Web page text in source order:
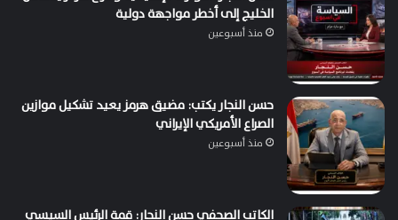
الخليج إلى أخطر مواجهة دولية
منذ أسبوعين
حسن النجار يكتب: مضيق هرمز يعيد تشكيل موازين
الصراع الأمريكي الإيراني
منذ أسبوعين
الكاتب الصحفي حسن النجار: قمة الرئيس السيسي